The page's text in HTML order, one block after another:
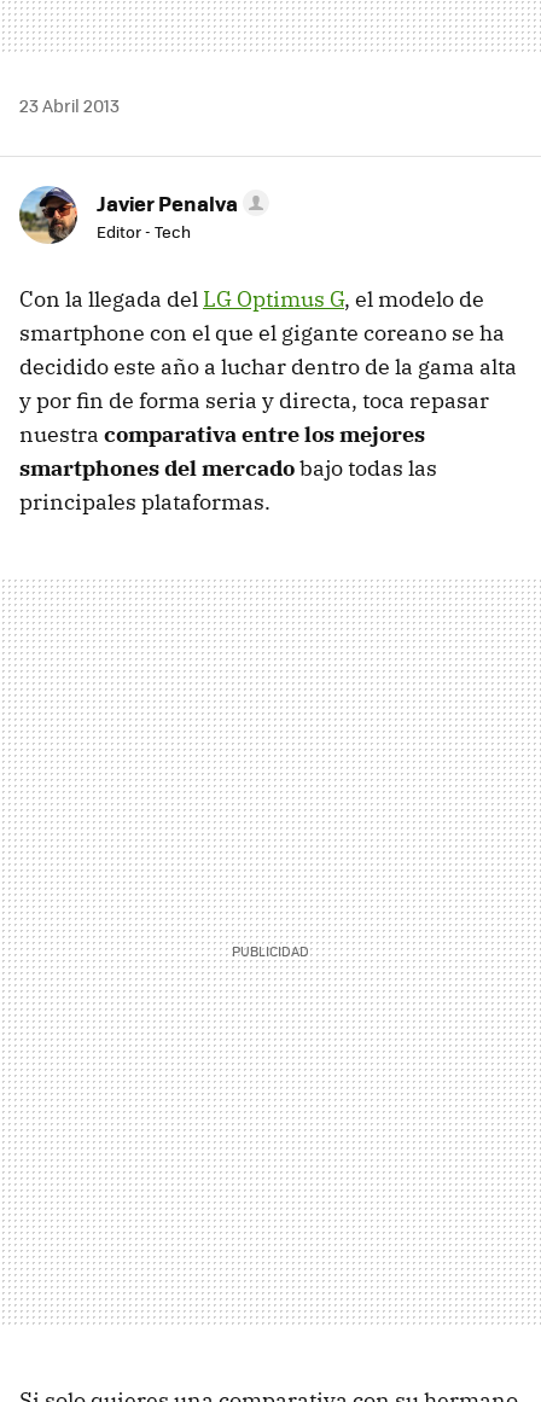
23 Abril 2013
Javier Penalva
Editor - Tech
Con la llegada del LG Optimus G, el modelo de
smartphone con el que el gigante coreano se ha
decidido este año a luchar dentro de la gama alta
y por fin de forma seria y directa, toca repasar
nuestra comparativa entre los mejores
smartphones del mercadobajo todas las
principales plataformas.